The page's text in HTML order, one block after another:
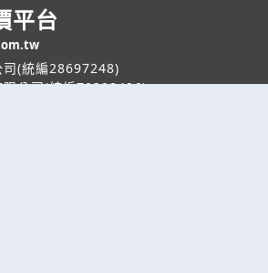
平台
司(統編28697248)
限公司(統編70398496)